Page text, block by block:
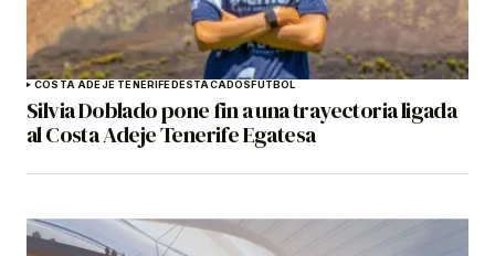
COSTA ADEJE TENERIFEDESTACADOSFÚTBOL
Silvia Doblado pone fin a una trayectoria ligada
al Costa Adeje Tenerife Egatesa